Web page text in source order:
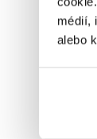
médií,
alebo